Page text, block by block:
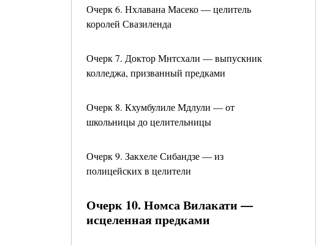
Очерк 6. Нхлавана Масеко — целитель
королей Свазиленда
Очерк 7. Доктор Мнтсхали — выпускник
колледжа, призванный предками
Очерк 8. Кхумбулиле Мдлули — от
школьницы до целительницы
Очерк 9. Закхеле Сибандзе — из
полицейских в целители
Очерк 10. Номса Вилакати —
исцеленная предками